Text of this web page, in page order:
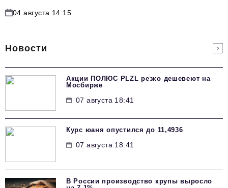
04 августа 14:15
Новости
Акции ПОЛЮС PLZL резко дешевеют на
Мосбирже
07 августа 18:41
Курс юаня опустился до 11,4936
07 августа 18:41
В России производство крупы выросло